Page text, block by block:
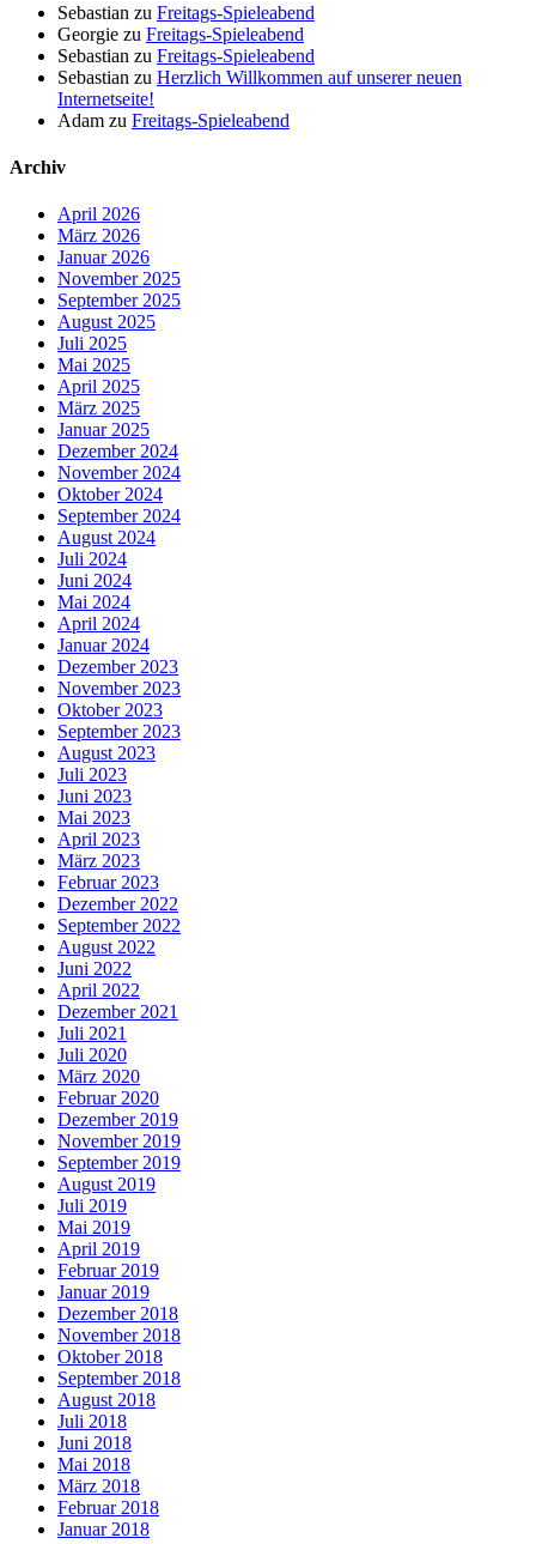
Sebastian zu Freitags-Spieleabend
Georgie zu Freitags-Spieleabend
Sebastian zu Freitags-Spieleabend
Sebastian zu Herzlich Willkommen auf unserer neuen
Internetseite!
Adam zu Freitags-Spieleabend
Archiv
April 2026
März 2026
Januar 2026
November 2025
September 2025
August 2025
Juli 2025
Mai 2025
April 2025
März 2025
Januar 2025
Dezember 2024
November 2024
Oktober 2024
September 2024
August 2024
Juli 2024
Juni 2024
Mai 2024
April 2024
Januar 2024
Dezember 2023
November 2023
Oktober 2023
September 2023
August 2023
Juli 2023
Juni 2023
Mai 2023
April 2023
März 2023
Februar 2023
Dezember 2022
September 2022
August 2022
Juni 2022
April 2022
Dezember 2021
Juli 2021
Juli 2020
März 2020
Februar 2020
Dezember 2019
November 2019
September 2019
August 2019
Juli 2019
Mai 2019
April 2019
Februar 2019
Januar 2019
Dezember 2018
November 2018
Oktober 2018
September 2018
August 2018
Juli 2018
Juni 2018
Mai 2018
März 2018
Februar 2018
Januar 2018